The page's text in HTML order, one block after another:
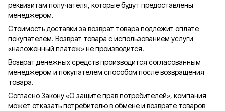
реквизитам получателя, которые будут предоставлены
менеджером.
Стоимость доставки за возврат товара подлежит оплате
покупателем. Возврат товара с использованием услуги
«наложенный платеж» не производится.
Возврат денежных средств производится согласованным
менеджером и покупателем способом после возвращения
товара.
Согласно Закону «О защите прав потребителей», компания
может отказать потребителю в обмене и возврате товаров